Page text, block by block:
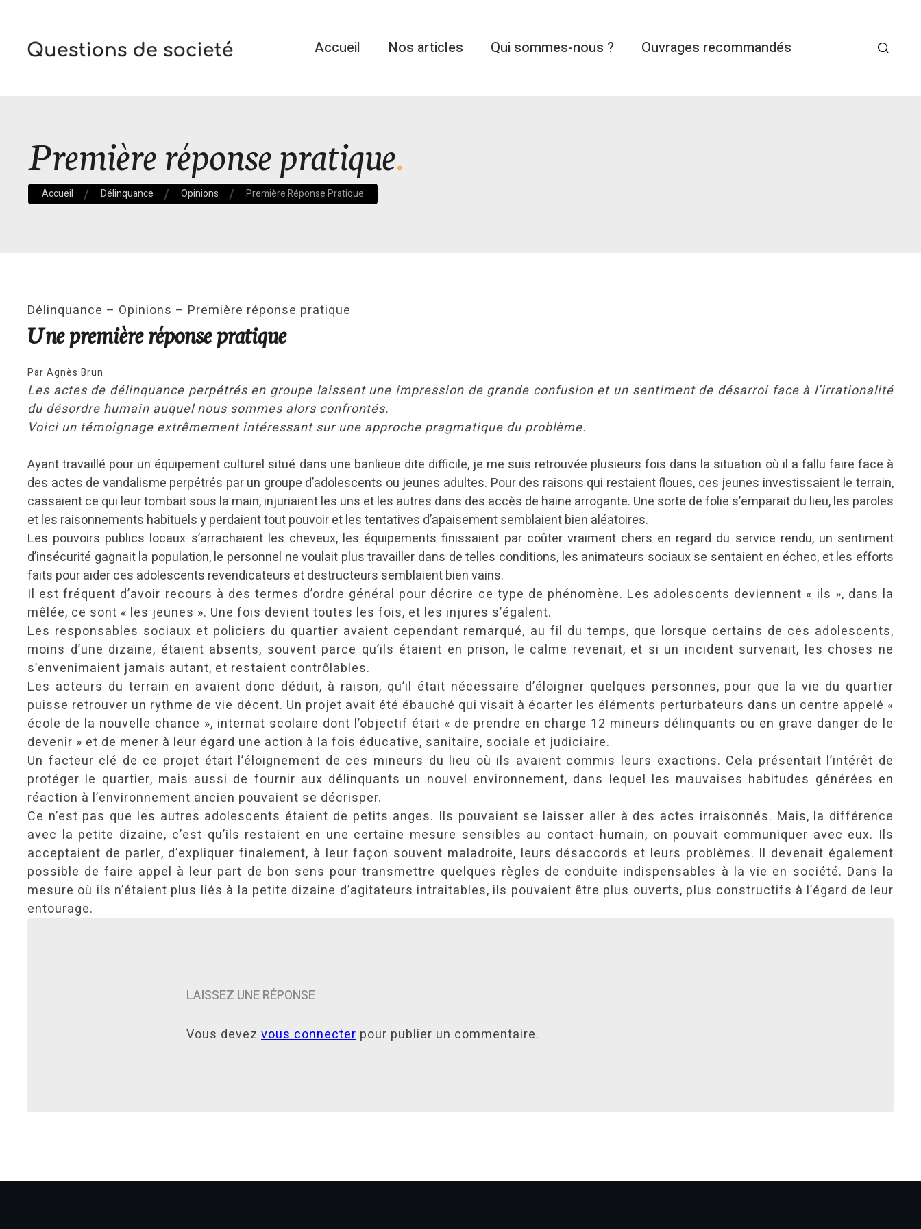
Accueil Nos articles Qui sommes-nous ? Ouvrages recommandés
Première réponse pratique
Accueil Délinquance Opinions Première Réponse Pratique
Délinquance – Opinions – Première réponse pratique
Une première réponse pratique
Par Agnès Brun
Les actes de délinquance perpétrés en groupe laissent une impression de grande confusion et un sentiment de désarroi face à l’irrationalité
du désordre humain auquel nous sommes alors confrontés.
Voici un témoignage extrêmement intéressant sur une approche pragmatique du problème.
Ayant travaillé pour un équipement culturel situé dans une banlieue dite difficile, je me suis retrouvée plusieurs fois dans la situation où il a fallu faire face à
des actes de vandalisme perpétrés par un groupe d’adolescents ou jeunes adultes. Pour des raisons qui restaient floues, ces jeunes investissaient le terrain,
cassaient ce qui leur tombait sous la main, injuriaient les uns et les autres dans des accès de haine arrogante. Une sorte de folie s’emparait du lieu, les paroles
et les raisonnements habituels y perdaient tout pouvoir et les tentatives d’apaisement semblaient bien aléatoires.
Les pouvoirs publics locaux s’arrachaient les cheveux, les équipements finissaient par coûter vraiment chers en regard du service rendu, un sentiment
d’insécurité gagnait la population, le personnel ne voulait plus travailler dans de telles conditions, les animateurs sociaux se sentaient en échec, et les efforts
faits pour aider ces adolescents revendicateurs et destructeurs semblaient bien vains.
Il est fréquent d’avoir recours à des termes d’ordre général pour décrire ce type de phénomène. Les adolescents deviennent « ils », dans la
mêlée, ce sont « les jeunes ». Une fois devient toutes les fois, et les injures s’égalent.
Les responsables sociaux et policiers du quartier avaient cependant remarqué, au fil du temps, que lorsque certains de ces adolescents,
moins d’une dizaine, étaient absents, souvent parce qu’ils étaient en prison, le calme revenait, et si un incident survenait, les choses ne
s’envenimaient jamais autant, et restaient contrôlables.
Les acteurs du terrain en avaient donc déduit, à raison, qu’il était nécessaire d’éloigner quelques personnes, pour que la vie du quartier
puisse retrouver un rythme de vie décent. Un projet avait été ébauché qui visait à écarter les éléments perturbateurs dans un centre appelé «
école de la nouvelle chance », internat scolaire dont l’objectif était « de prendre en charge 12 mineurs délinquants ou en grave danger de le
devenir » et de mener à leur égard une action à la fois éducative, sanitaire, sociale et judiciaire.
Un facteur clé de ce projet était l’éloignement de ces mineurs du lieu où ils avaient commis leurs exactions. Cela présentait l’intérêt de
protéger le quartier, mais aussi de fournir aux délinquants un nouvel environnement, dans lequel les mauvaises habitudes générées en
réaction à l’environnement ancien pouvaient se décrisper.
Ce n’est pas que les autres adolescents étaient de petits anges. Ils pouvaient se laisser aller à des actes irraisonnés. Mais, la différence
avec la petite dizaine, c’est qu’ils restaient en une certaine mesure sensibles au contact humain, on pouvait communiquer avec eux. Ils
acceptaient de parler, d’expliquer finalement, à leur façon souvent maladroite, leurs désaccords et leurs problèmes. Il devenait également
possible de faire appel à leur part de bon sens pour transmettre quelques règles de conduite indispensables à la vie en société. Dans la
mesure où ils n’étaient plus liés à la petite dizaine d’agitateurs intraitables, ils pouvaient être plus ouverts, plus constructifs à l’égard de leur
entourage.
LAISSEZ UNE RÉPONSE
Vous devez vous connecter pour publier un commentaire.